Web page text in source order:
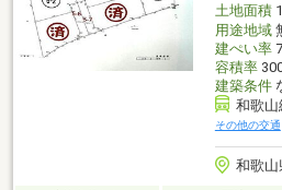
土地面積
用途地域
建ぺい率
容積率
建築条件
和歌山
その他の交通
和歌山